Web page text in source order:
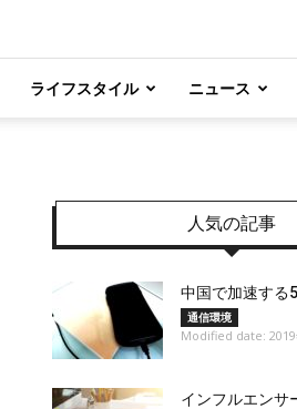
ライフスタイル ニュース
人気の記事
中国で加速する
通信環境
Modified date: 2019
インフルエンサ